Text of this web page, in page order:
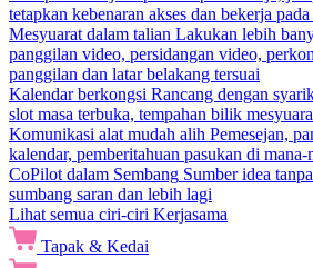
tetapkan kebenaran akses dan bekerja
Mesyuarat dalam talian Lakukan lebih
panggilan video, persidangan video,
panggilan dan latar belakang tersuai
Kalendar berkongsi Rancang dengan
slot masa terbuka, tempahan bilik
Komunikasi alat mudah alih Pemesejan,
kalendar, pemberitahuan pasukan di mana-
CoPilot dalam Sembang Sumber idea
sumbang saran dan lebih lagi
Lihat semua ciri-ciri Kerjasama
Tapak & Kedai